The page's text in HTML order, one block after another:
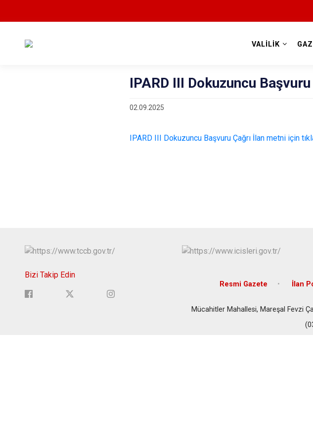
VALİLİK
IPARD III Dokuzuncu Başvuru
02.09.2025
IPARD III Dokuzuncu Başvuru Çağrı İlan metni için
Bizi Takip Edin
Resmi Gazete İlan
Mücahitler Mahallesi, Mareşal Fevzi